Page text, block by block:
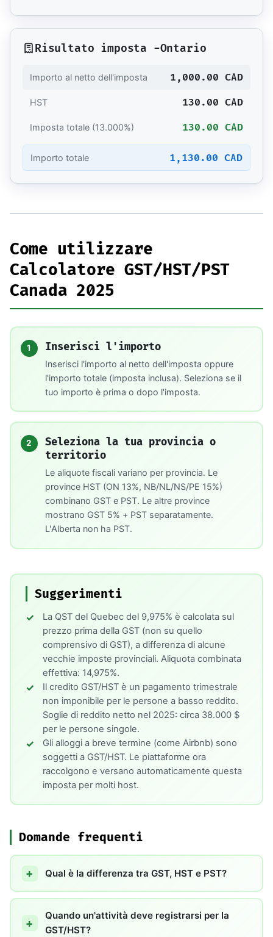
Risultato imposta -Ontario
Importo al netto dell'imposta 1,000.00 CAD
HST 130.00 CAD
Imposta totale (13.000%) 130.00 CAD
Importo totale 1,130.00 CAD
Come utilizzare
Calcolatore GST/HST/PST
Canada 2025
1 Inserisci l'importo
Inserisci l'importo al netto dell'imposta oppure
l'importo totale (imposta inclusa). Seleziona se il
tuo importo è prima o dopo l'imposta.
2
Seleziona la tua provincia o
territorio
Le aliquote fiscali variano per provincia. Le
province HST (ON 13%, NB/NL/NS/PE 15%)
combinano GST e PST. Le altre province
mostrano GST 5% + PST separatamente.
L'Alberta non ha PST.
Suggerimenti
La QST del Quebec del 9,975% è calcolata sul
prezzo prima della GST (non su quello
comprensivo di GST), a differenza di alcune
vecchie imposte provinciali. Aliquota combinata
effettiva: 14,975%.
Il credito GST/HST è un pagamento trimestrale
non imponibile per le persone a basso reddito.
Soglie di reddito netto nel 2025: circa 38.000 $
per le persone singole.
Gli alloggi a breve termine (come Airbnb) sono
soggetti a GST/HST. Le piattaforme ora
raccolgono e versano automaticamente questa
imposta per molti host.
Domande frequenti
Qual è la differenza tra GST, HST e PST?
Quando un'attività deve registrarsi per la
GST/HST?